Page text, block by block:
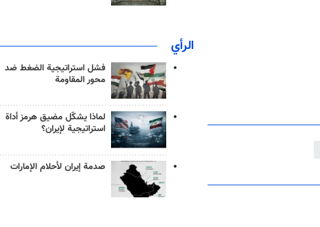
الرأي
فشل استراتيجية الضغط ضد
محور المقاومة
لماذا يشكّل مضيق هرمز أداة
استراتيجية لإيران؟
صدمة إيران لأحلام الإمارات